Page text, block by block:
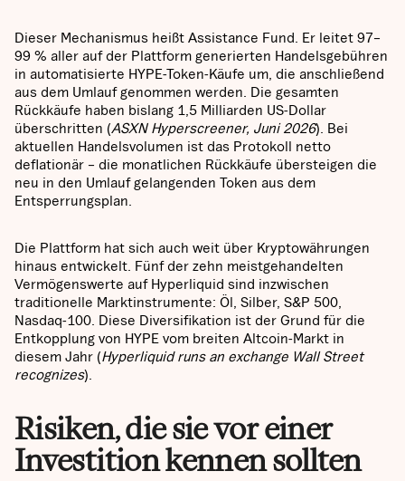
Dieser Mechanismus heißt Assistance Fund. Er leitet 97–
99 % aller auf der Plattform generierten Handelsgebühren
in automatisierte HYPE-Token-Käufe um, die anschließend
aus dem Umlauf genommen werden. Die gesamten
Rückkäufe haben bislang 1,5 Milliarden US-Dollar
überschritten (ASXN Hyperscreener, Juni 2026). Bei
aktuellen Handelsvolumen ist das Protokoll netto
deflationär – die monatlichen Rückkäufe übersteigen die
neu in den Umlauf gelangenden Token aus dem
Entsperrungsplan.
Die Plattform hat sich auch weit über Kryptowährungen
hinaus entwickelt. Fünf der zehn meistgehandelten
Vermögenswerte auf Hyperliquid sind inzwischen
traditionelle Marktinstrumente: Öl, Silber, S&P 500,
Nasdaq-100. Diese Diversifikation ist der Grund für die
Entkopplung von HYPE vom breiten Altcoin-Markt in
diesem Jahr (Hyperliquid runs an exchange Wall Street
recognizes).
Risiken, die sie vor einer
Investition kennen sollten